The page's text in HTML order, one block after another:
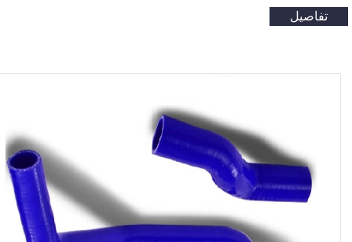
تفاصيل